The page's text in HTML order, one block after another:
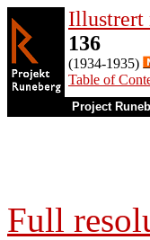
Illustrert
136
(1934-1935)
Table of
Project
Full